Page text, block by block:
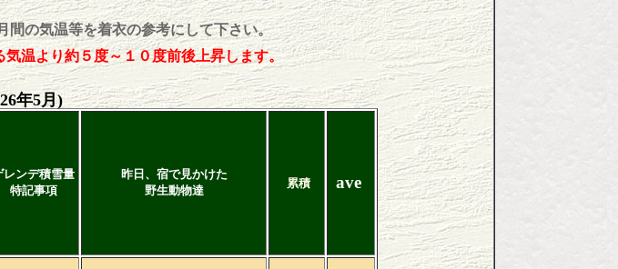
間の気温等を着衣の参考にして下さい。
温より約５度～１０度前後上昇します。
年5月)
レンデ積雪量
特記事項
昨日、宿で見かけた
野生動物達
累積 ave